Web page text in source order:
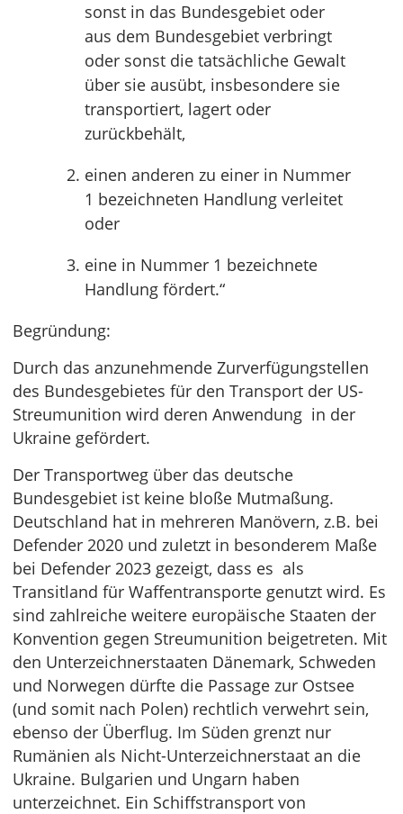
sonst in das Bundesgebiet oder
aus dem Bundesgebiet verbringt
oder sonst die tatsächliche Gewalt
über sie ausübt, insbesondere sie
transportiert, lagert oder
zurückbehält,
einen anderen zu einer in Nummer
1 bezeichneten Handlung verleitet
oder
eine in Nummer 1 bezeichnete
Handlung fördert.“
Begründung:
Durch das anzunehmende Zurverfügungstellen
des Bundesgebietes für den Transport der US-
Streumunition wird deren Anwendung in der
Ukraine gefördert.
Der Transportweg über das deutsche
Bundesgebiet ist keine bloße Mutmaßung.
Deutschland hat in mehreren Manövern, z.B. bei
Defender 2020 und zuletzt in besonderem Maße
bei Defender 2023 gezeigt, dass es als
Transitland für Waffentransporte genutzt wird. Es
sind zahlreiche weitere europäische Staaten der
Konvention gegen Streumunition beigetreten. Mit
den Unterzeichnerstaaten Dänemark, Schweden
und Norwegen dürfte die Passage zur Ostsee
(und somit nach Polen) rechtlich verwehrt sein,
ebenso der Überflug. Im Süden grenzt nur
Rumänien als Nicht-Unterzeichnerstaat an die
Ukraine. Bulgarien und Ungarn haben
unterzeichnet. Ein Schiffstransport von